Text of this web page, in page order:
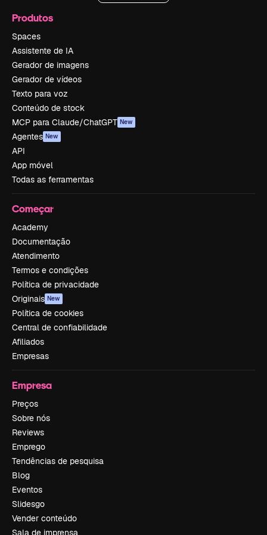
Produtos
Spaces
Assistente de IA
Gerador de imagens
Gerador de vídeos
Texto para voz
Conteúdo de stock
MCP para Claude/ChatGPT New
Agentes New
API
App móvel
Todas as ferramentas
Começar
Academy
Documentação
Atendimento
Termos e condições
Política de privacidade
Originais New
Política de cookies
Central de confiabilidade
Afiliados
Empresas
Empresa
Preços
Sobre nós
Reviews
Emprego
Tendências de pesquisa
Blog
Eventos
Slidesgo
Vender conteúdo
Sala de imprensa